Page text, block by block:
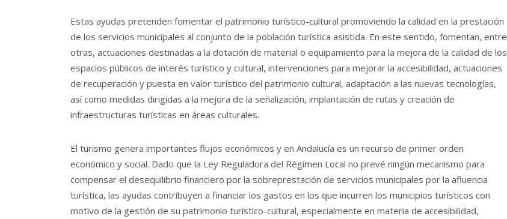
Estas ayudas pretenden fomentar el patrimonio turístico-cultural promoviendo la calidad en la prestación
de los servicios municipales al conjunto de la población turística asistida. En este sentido, fomentan, entre
otras, actuaciones destinadas a la dotación de material o equipamiento para la mejora de la calidad de los
espacios públicos de interés turístico y cultural, intervenciones para mejorar la accesibilidad, actuaciones
de recuperación y puesta en valor turístico del patrimonio cultural, adaptación a las nuevas tecnologías,
así como medidas dirigidas a la mejora de la señalización, implantación de rutas y creación de
infraestructuras turísticas en áreas culturales.
El turismo genera importantes flujos económicos y en Andalucía es un recurso de primer orden
económico y social. Dado que la Ley Reguladora del Régimen Local no prevé ningún mecanismo para
compensar el desequilibrio financiero por la sobreprestación de servicios municipales por la afluencia
turística, las ayudas contribuyen a financiar los gastos en los que incurren los municipios turísticos con
motivo de la gestión de su patrimonio turístico-cultural, especialmente en materia de accesibilidad,